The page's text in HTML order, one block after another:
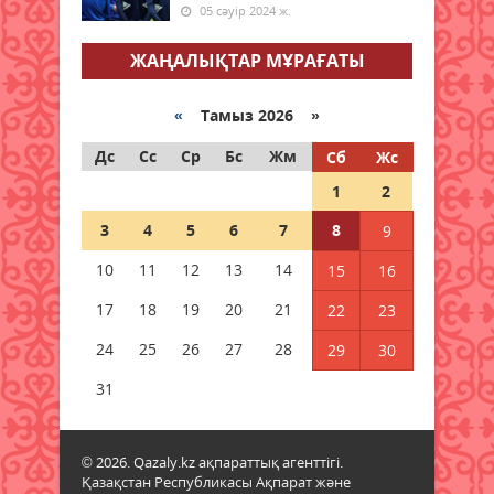
арналған апталық іс-шаралар
өтуде
Мәслихат сессиясында маңызды
мәселелер қаралды
құрылысқа 177 млрд теңге
бөлінді
Жамбылда жаңа флюорит
08 тамыз 2026 ж. 64
Қазақстанның басым бөлігінде
05 сәуір 2024 ж.
ЖАҢАЛЫҚТАР МҰРАҒАТЫ
« Тамыз 2026 »
Дс
Сс Ср Бс Жм Сб
Жс
1
2
3
4 5 6 7 8
9
10
11 12 13 14 15
16
17
18 19 20 21 22
23
24
25 26 27 28 29
30
31
© 2026. Qazaly.kz ақпараттық агенттігі.
Қазақстан Республикасы Ақпарат және